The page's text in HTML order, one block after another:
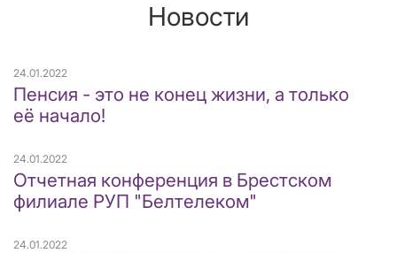
Новости
24.01.2022
Пенсия - это не конец жизни, а только
её начало!
24.01.2022
Отчетная конференция в Брестском
филиале РУП "Белтелеком"
24.01.2022